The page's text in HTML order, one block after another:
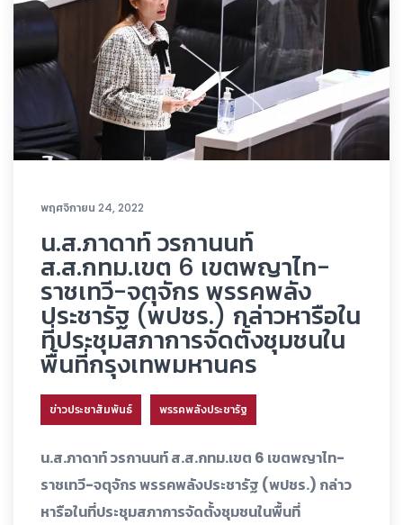
พฤศจิกายน 24, 2022
น.ส.ภาดาท์ วรกานนท์
ส.ส.กทม.เขต 6 เขตพญาไท-
ราชเทวี-จตุจักร พรรคพลัง
ประชารัฐ (พปชร.) กล่าวหารือใน
ที่ประชุมสภาการจัดตั้งชุมชนใน
พื้นที่กรุงเทพมหานคร
ข่าวประชาสัมพันธ์ พรรคพลังประชารัฐ
น.ส.ภาดาท์ วรกานนท์ ส.ส.กทม.เขต 6 เขตพญาไท-
ราชเทวี-จตุจักร พรรคพลังประชารัฐ (พปชร.) กล่าว
หารือในที่ประชุมสภาการจัดตั้งชุมชนในพื้นที่